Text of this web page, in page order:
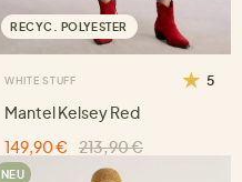
RECYC. POLYESTER
WHITE STUFF 5
Mantel Kelsey Red
149,90 €
213,90 €
NEU